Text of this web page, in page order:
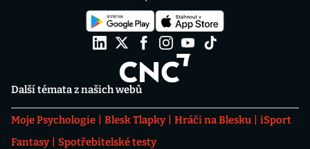
Další témata z našich webů
Moje Psychologie Blesk Tlapky Hráči na Blesku
iSport
Fantasy
Spotřebitelské testy